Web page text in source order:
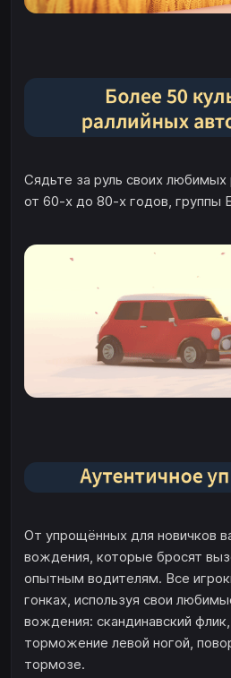
Сядьте за руль своих
от 60-х до 80-х годов, группы
От упрощённых для новичков
вождения, которые бросят
опытным водителям. Все
гонках, используя свои
вождения: скандинавский флик,
торможение левой ногой,
тормозе.